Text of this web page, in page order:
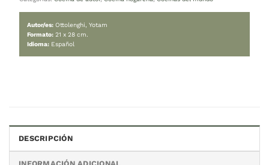
Categorías:Cocina de autor
DESCRIPCIÓN